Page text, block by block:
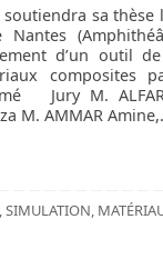
soutiendra sa
Nantes
d’un outil
composites
Jury M.
M. AMMAR
,SIMULATION,